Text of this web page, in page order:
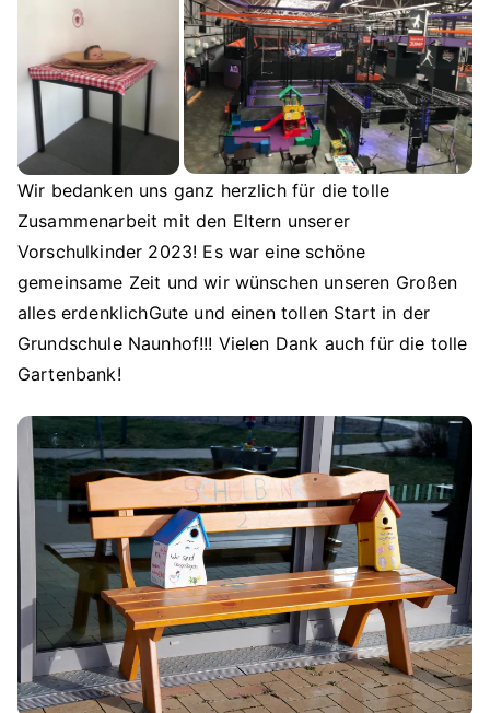
Wir bedanken uns ganz herzlich für die tolle
Zusammenarbeit mit den Eltern unserer
Vorschulkinder 2023! Es war eine schöne
gemeinsame Zeit und wir wünschen unseren Großen
alles erdenklichGute und einen tollen Start in der
Grundschule Naunhof!!! Vielen Dank auch für die tolle
Gartenbank!